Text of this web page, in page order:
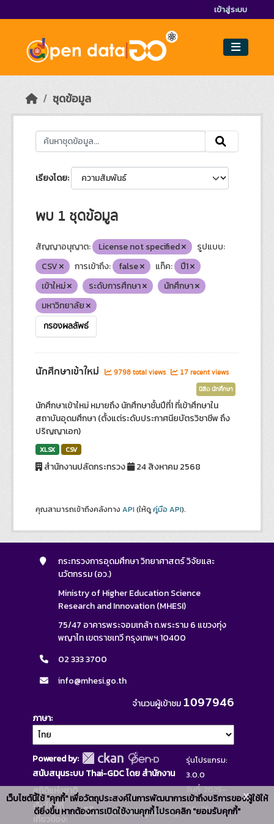
เข้าสู่ระบบ
ชุดข้อมูล
เรียงโดย
พบ 1 ชุดข้อมูล
สัญญาอนุญาต: License not specified
รูปแบบ:
CSV
การเข้าถึง: false แท็ค:
ปี1
เข้าใหม่
ระดับการศึกษา
นักศึกษา
มหาวิทยาลัย
กรองผลลัพธ์
นักศึกษาเข้าใหม่ 9798 total views 17 recent views
นิสิต นักศึกษา
นักศึกษาเข้าใหม่ หมายถึง นักศึกษาชั้นปีที่1 ที่เข้าศึกษาใน
สถาบันอุดมศึกษา (ตั้งแต่ระดับประกาศนียบัตรวิชาชีพ ถึง
ปริญญาเอก)
XLSX CSV
สำนักงานปลัดกระทรวง 24 สิงหาคม 2568
คุณสามารถเข้าถึงคลังทางAPI (ให้ดูคู่มือ API).
กระทรวงการอุดมศึกษา วิทยาศาสตร์ วิจัยและ
นวัตกรรม (อว.)
Ministry of Higher Education Science
Research and Innovation (MHESI)
75/47 อาคารพระจอมเกล้า ถ.พระราม 6 แขวงทุ่ง
พญาไท เขตราชเทวี กรุงเทพฯ 10400
02 333 3700
info@mhesi.go.th
จำนวนผู้เข้าชม1097946
ภาษา
Powered by:
สนับสนุนระบบ Thai-GDC โดย สำนักงาน
สถิติแห่งชาติ
เว็บไซต์ที่
เกี่ยวข้อง:
ระบบบัญชีข้อมูลภาครัฐ
รุ่นโปรแกรม:
3.0.0
วันที่: 2025-
06-26
เว็บไซต์นี้ใช้ "คุกกี้" เพื่อวัตถุประสงค์ในการพัฒนาการเข้าถึงบริการของผู้ใช้ให้
ดียิ่งขึ้น หากต้องการเปิดใช้งานคุกกี้ โปรดคลิก "ยอมรับคุกกี้"
x